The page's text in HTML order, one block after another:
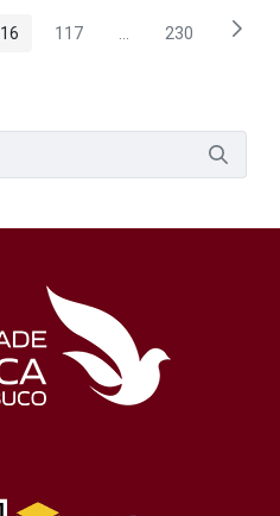
Usar ABA para navegar.
Página Página
117 ...PáginasPágina
230